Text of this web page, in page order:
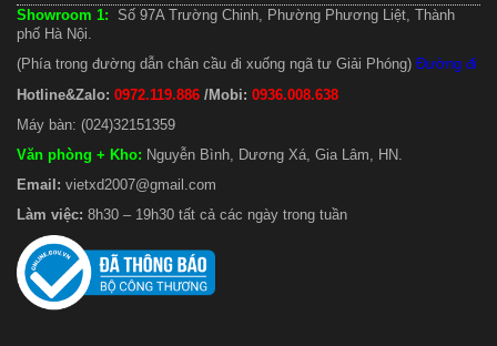
Showroom 1: Số 97A Trường Chinh, Phường Phương Liệt, Thành
phố Hà Nội.
(Phía trong đường dẫn chân cầu đi xuống ngã tư Giải Phóng) Đường đi
Hotline&Zalo: 0972.119.886 /Mobi: 0936.008.638
Máy bàn: (024)32151359
Văn phòng + Kho: Nguyễn Bình, Dương Xá, Gia Lâm, HN.
Email: vietxd2007@gmail.com
Làm việc: 8h30 – 19h30 tất cả các ngày trong tuần